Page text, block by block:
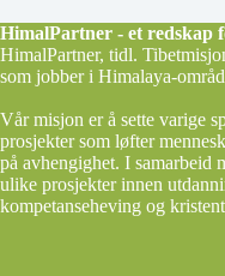
HimalPartner - et redskap
HimalPartner, tidl.
som jobber i Himalaya-
Vår misjon er å sette varige
prosjekter som løfter
på avhengighet. I samarbeid
ulike prosjekter innen
kompetanseheving og